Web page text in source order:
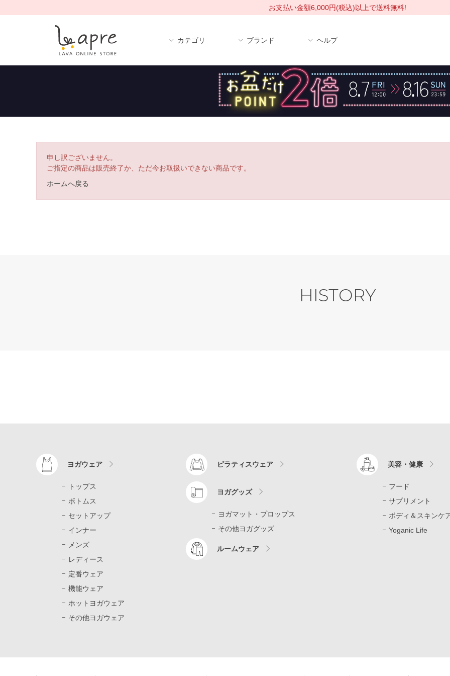
お支払い金額6,000円(税込)以上で送料無料!
カテゴリ ブランド ヘルプ
申し訳ございません。
ご指定の商品は販売終了か、ただ今お取扱いできない商品です。
ホームへ戻る
HISTORY
ヨガウェア
トップス
ボトムス
セットアップ
インナー
メンズ
レディース
定番ウェア
機能ウェア
ホットヨガウェア
その他ヨガウェア
ピラティスウェア
ヨガグッズ
ヨガマット・プロップス
その他ヨガグッズ
ルームウェア
美容・健康
フード
サプリメント
ボディ＆スキンケ
Yoganic Life